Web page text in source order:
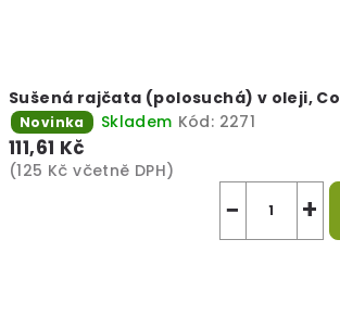
Sušená rajčata (polosuchá) v oleji,
Novinka Skladem Kód: 2271
111,61 Kč
(125 Kč včetně DPH)
+
−